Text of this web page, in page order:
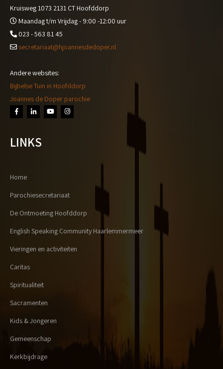
Kruisweg 1073 2131 CT Hoofddorp
Maandag t/m Vrijdag - 9:00 -12:00 uur
023 - 563 81 45
secretariaat@hjoannesdedoper.nl
Andere websites:
Bijbelse Tuin in Hoofddorp
Joannes de Doper parochie
LINKS
Home
Parochiesecretariaat
De Ontmoeting Hoofddorp
English Speaking Community Haarlemmermeer
Vieringen en activiteiten
Caritas
Spiritualiteit
Sacramenten
Kids & Jongeren
Gemeenschap
Kerkbijdrage